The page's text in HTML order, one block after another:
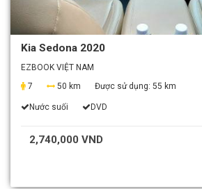
Kia Sedona 2020
EZBOOK VIỆT NAM
7
50 km Được sử dụng: 55 km
Nước suối DVD
2,740,000 VND